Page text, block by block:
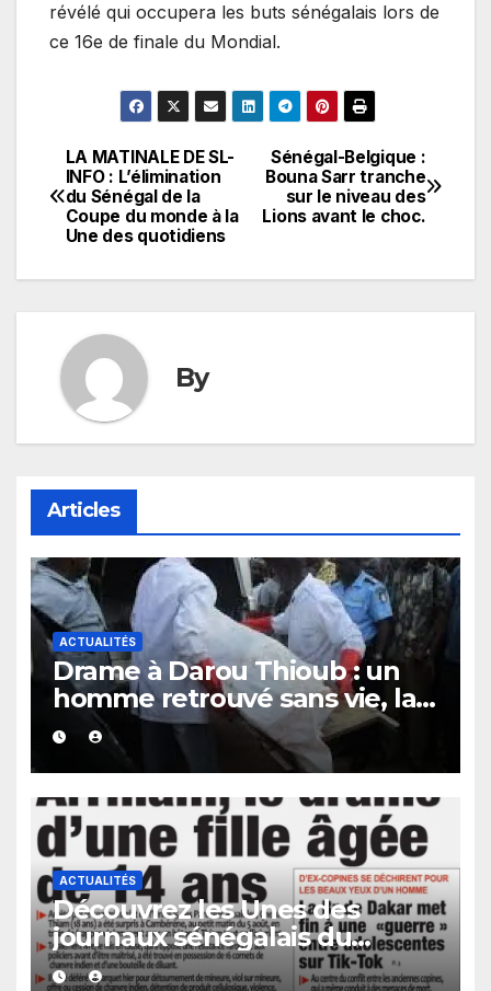
révélé qui occupera les buts sénégalais lors de
ce 16e de finale du Mondial.
Navigation
de
l’article
Sénégal-Belgique :
Bouna Sarr tranche
sur le niveau des
Lions avant le choc.
LA MATINALE DE SL-
INFO : L’élimination
du Sénégal de la
Coupe du monde à la
Une des quotidiens
By
Articles
ACTUALITÉS
Drame à Darou Thioub : un
homme retrouvé sans vie, la
présence de traces de sang
alimente les premières
investigations.
ACTUALITÉS
Découvrez les Unes des
journaux sénégalais du
vendredi 07 août 2026